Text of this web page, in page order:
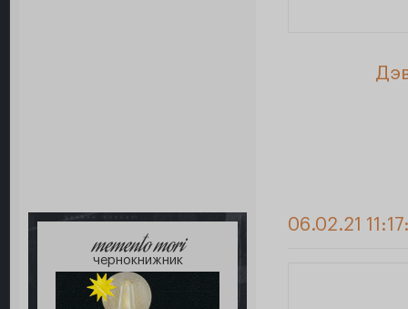
memento mori
чернокнижник
06.02.21